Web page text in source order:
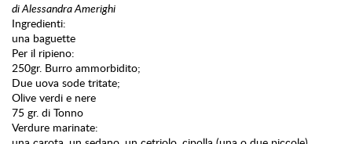
di Alessandra Amerighi
Ingredienti:
una baguette
Per il ripieno:
250gr. Burro ammorbidito;
Due uova sode tritate;
Olive verdi e nere
75 gr. di Tonno
Verdure marinate: